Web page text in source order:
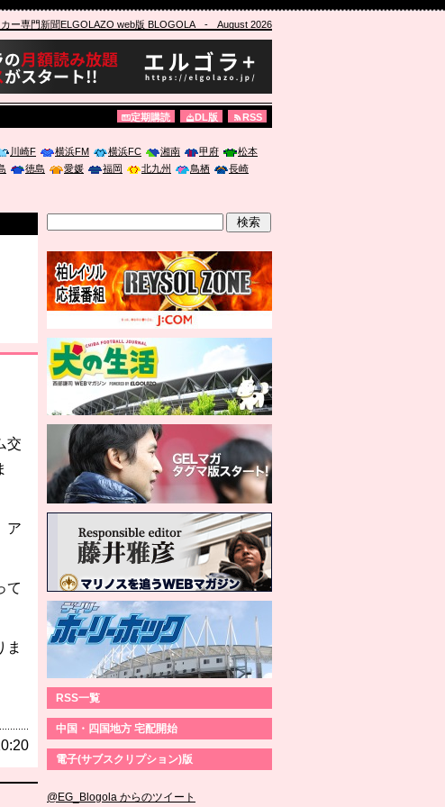
ー専門新聞ELGOLAZO web版 BLOGOLA- August 2026
定期購読 DL版 RSS
川崎F 横浜FM 横浜FC 湘南 甲府
松本
徳島 愛媛 福岡 北九州 鳥栖
長崎
交
ア
て
ま
RSS一覧
中国・四国地方 宅配開始
電子(サブスクリプション)版
@EG_Blogola からのツイート